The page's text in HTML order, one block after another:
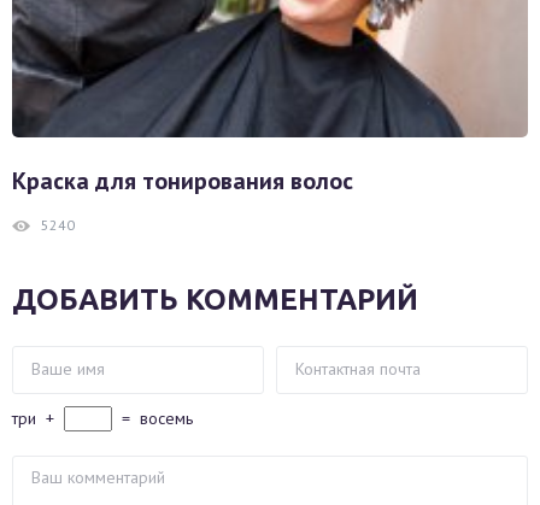
Краска для тонирования волос
5240
ДОБАВИТЬ КОММЕНТАРИЙ
три + = восемь